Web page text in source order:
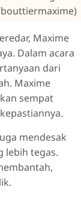
Maxime
Dalam acara
dari
Maxime
sempat
mendesak
lebih tegas.